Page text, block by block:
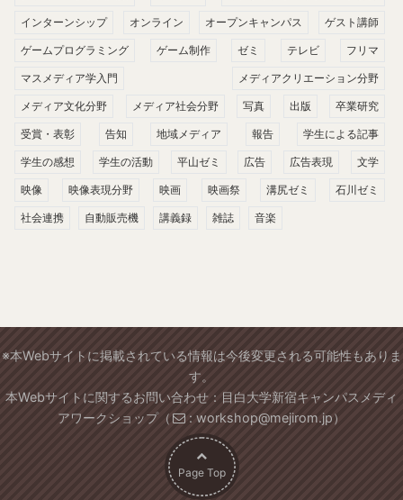
インターンシップ オンライン オープンキャンパス ゲスト講師
ゲームプログラミング ゲーム制作 ゼミ テレビ フリマ
マスメディア学入門 メディアクリエーション分野
メディア文化分野 メディア社会分野 写真 出版 卒業研究
受賞・表彰 告知 地域メディア 報告 学生による記事
学生の感想 学生の活動 平山ゼミ 広告 広告表現 文学
映像 映像表現分野 映画 映画祭 溝尻ゼミ 石川ゼミ
社会連携 自動販売機 講義録 雑誌 音楽
※本Webサイトに掲載されている情報は今後変更される可能性もありま
す。
本Webサイトに関するお問い合わせ：目白大学新宿キャンパスメディ
アワークショップ（
: workshop@mejirom.jp）
Page Top